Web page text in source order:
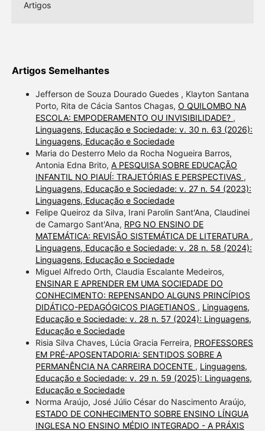
Artigos
Artigos Semelhantes
Jefferson de Souza Dourado Guedes , Klayton Santana
Porto, Rita de Cácia Santos Chagas, O QUILOMBO NA
ESCOLA: EMPODERAMENTO OU INVISIBILIDADE? ,
Linguagens, Educação e Sociedade: v. 30 n. 63 (2026):
Linguagens, Educação e Sociedade
Maria do Desterro Melo da Rocha Nogueira Barros,
Antonia Edna Brito, A PESQUISA SOBRE EDUCAÇÃO
INFANTIL NO PIAUÍ: TRAJETÓRIAS E PERSPECTIVAS ,
Linguagens, Educação e Sociedade: v. 27 n. 54 (2023):
Linguagens, Educação e Sociedade
Felipe Queiroz da Silva, Irani Parolin Sant'Ana, Claudinei
de Camargo Sant'Ana, RPG NO ENSINO DE
MATEMÁTICA: REVISÃO SISTEMÁTICA DE LITERATURA ,
Linguagens, Educação e Sociedade: v. 28 n. 58 (2024):
Linguagens, Educação e Sociedade
Miguel Alfredo Orth, Claudia Escalante Medeiros,
ENSINAR E APRENDER EM UMA SOCIEDADE DO
CONHECIMENTO: REPENSANDO ALGUNS PRINCÍPIOS
DIDÁTICO-PEDAGÓGICOS PIAGETIANOS , Linguagens,
Educação e Sociedade: v. 28 n. 57 (2024): Linguagens,
Educação e Sociedade
Risia Silva Chaves, Lúcia Gracia Ferreira, PROFESSORES
EM PRÉ-APOSENTADORIA: SENTIDOS SOBRE A
PERMANÊNCIA NA CARREIRA DOCENTE , Linguagens,
Educação e Sociedade: v. 29 n. 59 (2025): Linguagens,
Educação e Sociedade
Norma Araújo, José Júlio César do Nascimento Araújo,
ESTADO DE CONHECIMENTO SOBRE ENSINO LÍNGUA
INGLESA NO ENSINO MÉDIO INTEGRADO - A PRÁXIS